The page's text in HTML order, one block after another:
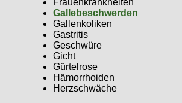
Frauenkrankheiten
Gallebeschwerden
Gallenkoliken
Gastritis
Geschwüre
Gicht
Gürtelrose
Hämorrhoiden
Herzschwäche